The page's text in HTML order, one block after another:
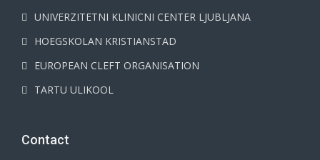
UNIVERZITETNI KLINICNI CENTER LJUBLJANA
HOEGSKOLAN KRISTIANSTAD
EUROPEAN CLEFT ORGANISATION
TARTU ULIKOOL
Contact